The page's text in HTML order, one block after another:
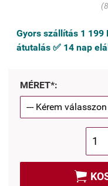
Gyors szállítás 1 199
átutalás ✅ 14 nap
MÉRET*:
